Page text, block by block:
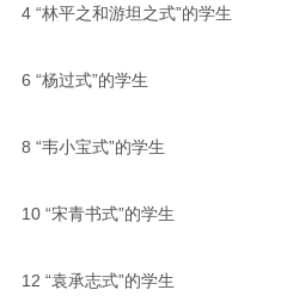
4 “林平之和游坦之式”的学生
6 “杨过式”的学生
8 “韦小宝式”的学生
10 “宋青书式”的学生
12 “袁承志式”的学生